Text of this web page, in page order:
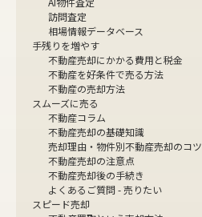
訪問査定
相場情報データベース
手残りを増やす
不動産売却にかかる費用と税金
不動産を好条件で売る方法
不動産の売却方法
スムーズに売る
不動産コラム
不動産売却の基礎知識
売却理由・物件別不動産売却のコツ
不動産売却の注意点
不動産売却後の手続き
よくあるご質問 - 売りたい
スピード売却